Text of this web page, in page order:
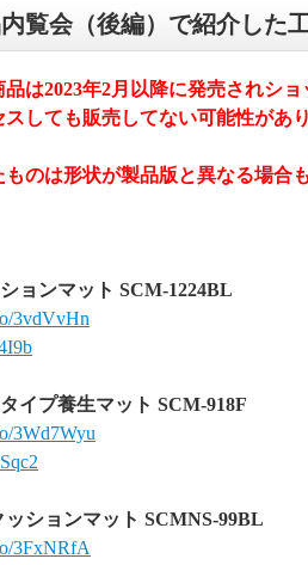
覧会（後編）で紹介した
は2023年2月以降に発売されショ
しても販売してない可能性があ
のは形状が製品版と異なる場合
ョンマット SCM-1224BL
3vdVvHn
イプ養生マット SCM-918F
3Wd7Wyu
ッションマット SCMNS-99BL
3FxNRfA